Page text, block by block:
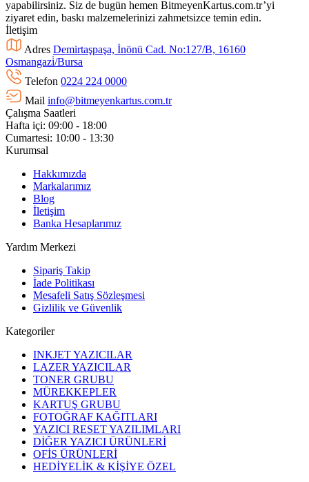
yapabilirsiniz. Siz de bugün hemen BitmeyenKartus.com.tr’yi
ziyaret edin, baskı malzemelerinizi zahmetsizce temin edin.
İletişim
Adres Demirtaşpaşa, İnönü Cad. No:127/B, 16160
Osmangazi̇/Bursa
Telefon 0224 224 0000
Mail info@bitmeyenkartus.com.tr
Çalışma Saatleri
Hafta içi: 09:00 - 18:00
Cumartesi: 10:00 - 13:30
Kurumsal
Hakkımızda
Markalarımız
Blog
İletişim
Banka Hesaplarımız
Yardım Merkezi
Sipariş Takip
İade Politikası
Mesafeli Satış Sözleşmesi
Gizlilik ve Güvenlik
Kategoriler
INKJET YAZICILAR
LAZER YAZICILAR
TONER GRUBU
MÜREKKEPLER
KARTUŞ GRUBU
FOTOĞRAF KAĞITLARI
YAZICI RESET YAZILIMLARI
DİĞER YAZICI ÜRÜNLERİ
OFİS ÜRÜNLERİ
HEDİYELİK & KİŞİYE ÖZEL